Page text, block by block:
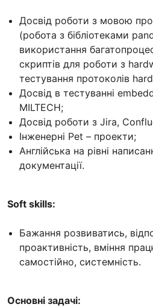
Досвід роботи з мовою
(робота з бібліотеками
використання
скриптів для роботи з
тестування протоколів
Досвід в тестуванні
MILTECH;
Досвід роботи з Jira,
Інженерні Pet – проекти;
Англійська на рівні
документації.
Soft skills:
Бажання розвиватись,
проактивність, вміння
самостійно, системність.
Основні задачі: